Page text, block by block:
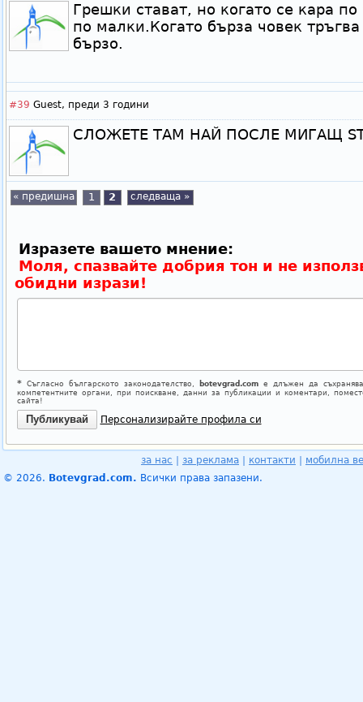
Грешки стават, но когато се кара
по малки.Когато бърза човек
бързо.
#39 Guest, преди 3 години
СЛОЖЕТЕ ТАМ НАЙ ПОСЛЕ МИГАЩ
« предишна 1 2 следваща »
Изразете вашето мнение:
Моля, спазвайте добрия тон и не
обидни изрази!
*Съгласно българското законодателство, botevgrad.comе длъжен да
компетентните органи, при поискване, данни за публикации и коментари,
сайта!
Персонализирайте профила си
за нас за реклама контакти
мобилна
© 2026. Botevgrad.com. Всички права запазени.